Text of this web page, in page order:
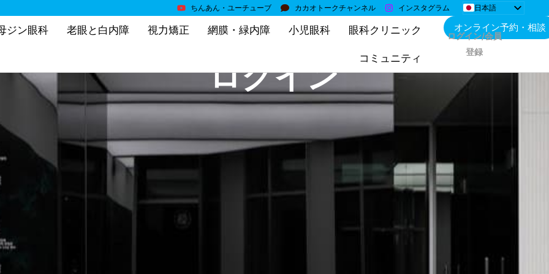
インスタグラム
カカオトークチャンネル
ちんあん・ユーチューブ
日本語
English
简体中文
Монгол
ジン眼科 老眼と白内障 視力矯正 網膜・緑内障 小児眼科 眼科クリニック
コミュニティ
オンライン予約・相談
ログイン/会員
登録
ログイン